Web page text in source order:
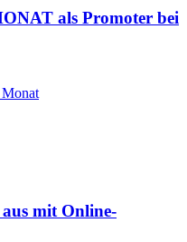
als Promoter bei
mit Online-